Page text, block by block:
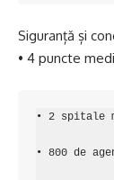
Siguranță și
• 4 puncte
• 2 spitale
• 800 de